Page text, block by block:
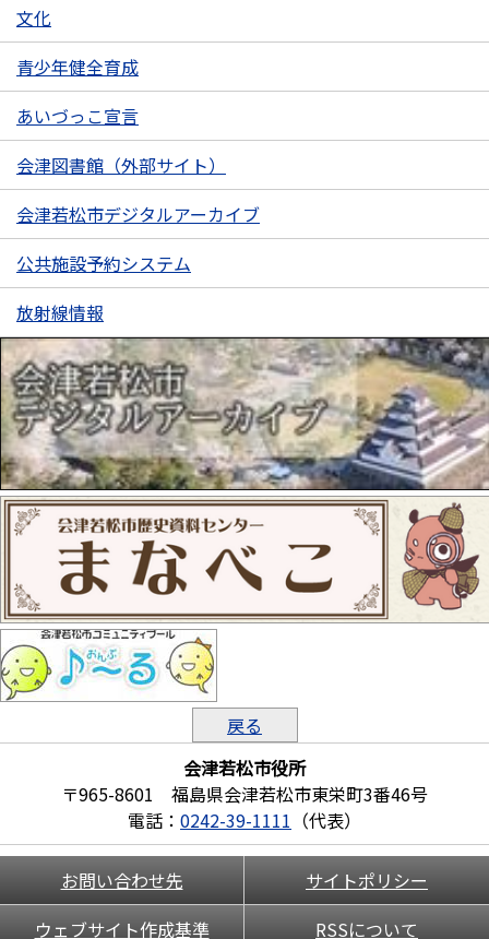
文化
青少年健全育成
あいづっこ宣言
会津図書館（外部サイト）
会津若松市デジタルアーカイブ
公共施設予約システム
放射線情報
戻る
会津若松市役所
〒965-8601 福島県会津若松市東栄町3番46号
電話： 0242-39-1111 （代表）
お問い合わせ先
サイトポリシー
ウェブサイト作成基準
RSSについて